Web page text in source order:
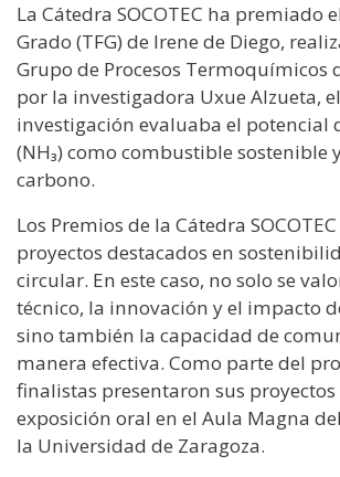
La Cátedra SOCOTEC ha premiado
Grado (TFG) de Irene de Diego,
Grupo de Procesos Termoquímicos
por la investigadora Uxue Alzueta,
investigación evaluaba el potencial
(NH₃) como combustible sostenible
carbono.
Los Premios de la Cátedra
proyectos destacados en
circular. En este caso, no solo se
técnico, la innovación y el impacto
sino también la capacidad de
manera efectiva. Como parte del
finalistas presentaron sus proyectos
exposición oral en el Aula Magna
la Universidad de Zaragoza.